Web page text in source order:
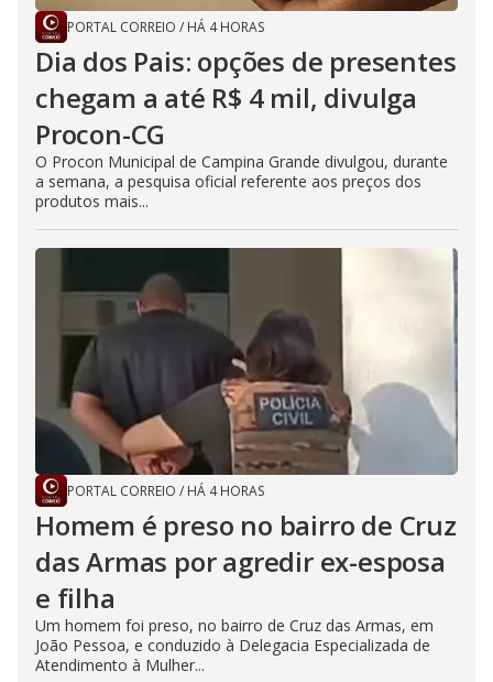
PORTAL CORREIO / HÁ 4 HORAS
Dia dos Pais: opções de presentes
chegam a até R$ 4 mil, divulga
Procon-CG
O Procon Municipal de Campina Grande divulgou, durante
a semana, a pesquisa oficial referente aos preços dos
produtos mais...
PORTAL CORREIO / HÁ 4 HORAS
Homem é preso no bairro de Cruz
das Armas por agredir ex-esposa
e filha
Um homem foi preso, no bairro de Cruz das Armas, em
João Pessoa, e conduzido à Delegacia Especializada de
Atendimento à Mulher...